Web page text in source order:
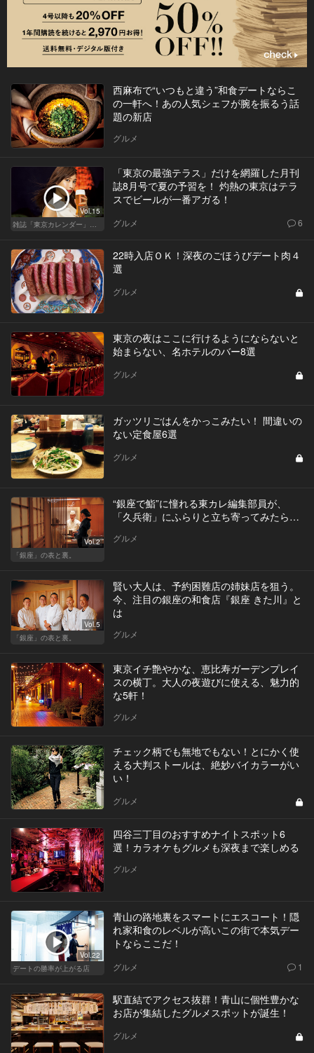
西麻布で“いつもと違う”和食デートならこ
の一軒へ！あの人気シェフが腕を振るう話
題の新店
グルメ
Vol.15
雑誌「東京カレンダー」特集
「東京の最強テラス」だけを網羅した月刊
誌8月号で夏の予習を！ 灼熱の東京はテラ
スでビールが一番アガる！
グルメ 6
22時入店ＯＫ！深夜のごほうびデート肉４
選
グルメ
東京の夜はここに行けるようにならないと
始まらない、名ホテルのバー8選
グルメ
ガッツリごはんをかっこみたい！ 間違いの
ない定食屋6選
グルメ
Vol.2
「銀座」の表と裏。
“銀座で鮨”に憧れる東カレ編集部員が、
「久兵衛」にふらりと立ち寄ってみたら…
グルメ
Vol.5
「銀座」の表と裏。
賢い大人は、予約困難店の姉妹店を狙う。
今、注目の銀座の和食店『銀座 きた川』と
は
グルメ
東京イチ艶やかな、恵比寿ガーデンプレイ
スの横丁。大人の夜遊びに使える、魅力的
な5軒！
グルメ
チェック柄でも無地でもない！とにかく使
える大判ストールは、絶妙バイカラーがい
い！
グルメ
四谷三丁目のおすすめナイトスポット6
選！カラオケもグルメも深夜まで楽しめる
グルメ
Vol.22
デートの勝率が上がる店
青山の路地裏をスマートにエスコート！隠
れ家和食のレベルが高いこの街で本気デー
トならここだ！
グルメ 1
駅直結でアクセス抜群！青山に個性豊かな
お店が集結したグルメスポットが誕生！
グルメ